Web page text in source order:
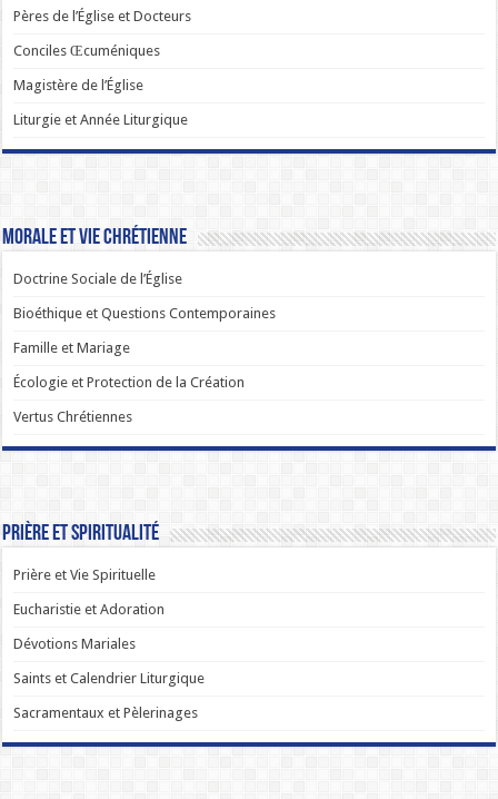
Pères de l’Église et Docteurs
Conciles Œcuméniques
Magistère de l’Église
Liturgie et Année Liturgique
Morale et Vie Chrétienne
Doctrine Sociale de l’Église
Bioéthique et Questions Contemporaines
Famille et Mariage
Écologie et Protection de la Création
Vertus Chrétiennes
Prière et Spiritualité
Prière et Vie Spirituelle
Eucharistie et Adoration
Dévotions Mariales
Saints et Calendrier Liturgique
Sacramentaux et Pèlerinages